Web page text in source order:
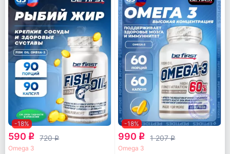
-18%
590 q 720q
Omega 3
-18%
990 q 1 207q
Omega 3